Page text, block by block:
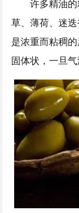
许多精油
草、薄荷、迷
是浓重而粘稠
固体状，一旦气